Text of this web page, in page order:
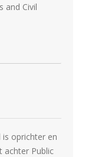
and Civil
is oprichter en
achter Public